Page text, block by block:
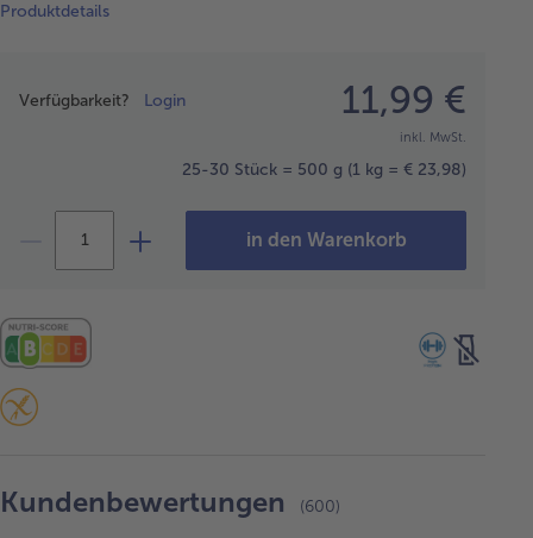
Produktdetails
Verfügbarkeit? Login 11,99 €
inkl. MwSt.
25-30 Stück = 500 g (1 kg = € 23,98)
in den Warenkorb
Kundenbewertungen (600)